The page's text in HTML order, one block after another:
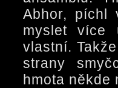
Abhor, píchl
myslet více
vlastní.
strany
hmota někde